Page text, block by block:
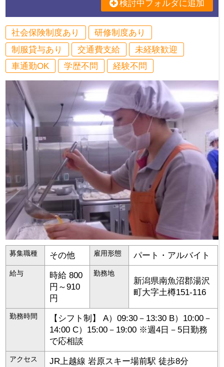
検討中フォルダに追加
社会保険制度あり
研修制度あり
制服貸与あり
交通費支給
未経験歓迎
車通勤OK
学歴不問 経験不問
募集職種 その他 雇用形態 パート・アルバイト
給与
時給 800
円～910
円
勤務地
新潟県南魚沼郡湯沢
町 大字土樽151-116
勤務時間
【シフト制】 A）09:30－13:30 B）10:00－
14:00 C）15:00－19:00 ※週4日－5日勤務
で応相談
アクセス
JR上越線 岩原スキー場前駅 徒歩8分